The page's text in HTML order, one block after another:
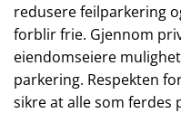
redusere feilparkering
forblir frie. Gjennom
eiendomseiere
parkering. Respekten
sikre at alle som ferdes